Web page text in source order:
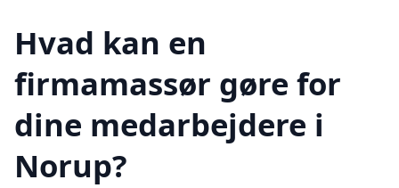
Hvad kan en
firmamassør gøre for
dine medarbejdere i
Norup?